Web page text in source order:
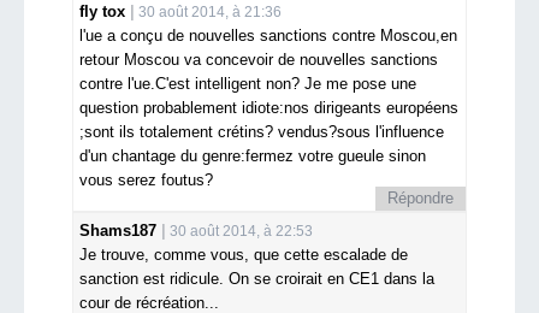
fly tox 30 août 2014, à 21:36
l'ue a conçu de nouvelles sanctions contre Moscou,en
retour Moscou va concevoir de nouvelles sanctions
contre l'ue.C'est intelligent non? Je me pose une
question probablement idiote:nos dirigeants européens
;sont ils totalement crétins? vendus?sous l'influence
d'un chantage du genre:fermez votre gueule sinon
vous serez foutus?
Répondre
Shams187
30 août 2014, à 22:53
Je trouve, comme vous, que cette escalade de
sanction est ridicule. On se croirait en CE1 dans la
cour de récréation...